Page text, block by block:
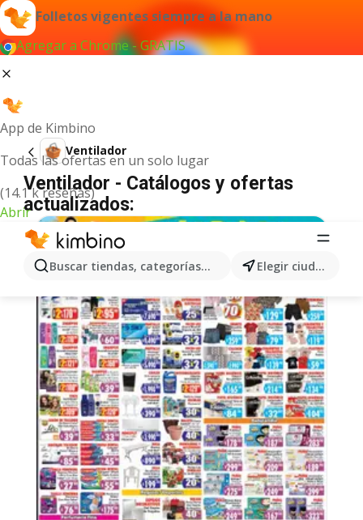
Folletos vigentes siempre a la mano
Agregar a Chrome - GRATIS
App de Kimbino
Todas las ofertas en un solo lugar
(14.1 k reseñas)
Abrir
Buscar tiendas, categorías, productos... Elegir ciudad
Ventilador
Ventilador - Catálogos y ofertas
actualizados: